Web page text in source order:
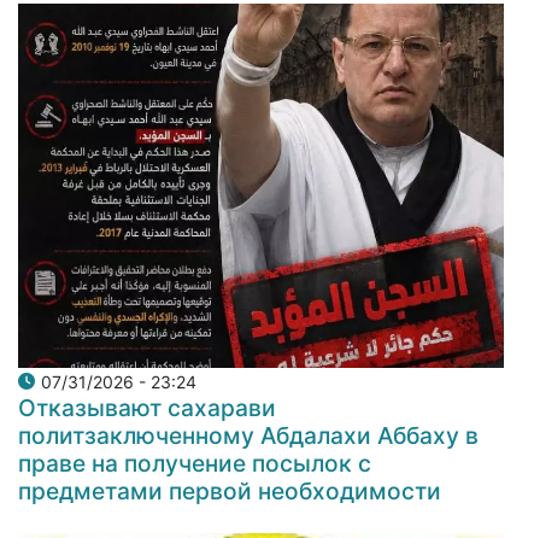
07/31/2026 - 23:24
Отказывают сахарави
политзаключенному Абдалахи Аббаху в
праве на получение посылок с
предметами первой необходимости